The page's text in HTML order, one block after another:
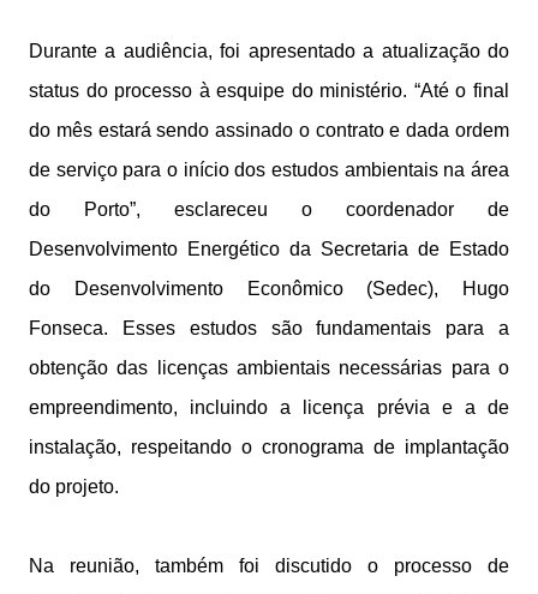
Durante a audiência, foi apresentado a atualização do
status do processo à esquipe do ministério. “Até o final
do mês estará sendo assinado o contrato e dada ordem
de serviço para o início dos estudos ambientais na área
do Porto”, esclareceu o coordenador de
Desenvolvimento Energético da Secretaria de Estado
do Desenvolvimento Econômico (Sedec), Hugo
Fonseca. Esses estudos são fundamentais para a
obtenção das licenças ambientais necessárias para o
empreendimento, incluindo a licença prévia e a de
instalação, respeitando o cronograma de implantação
do projeto.
Na reunião, também foi discutido o processo de